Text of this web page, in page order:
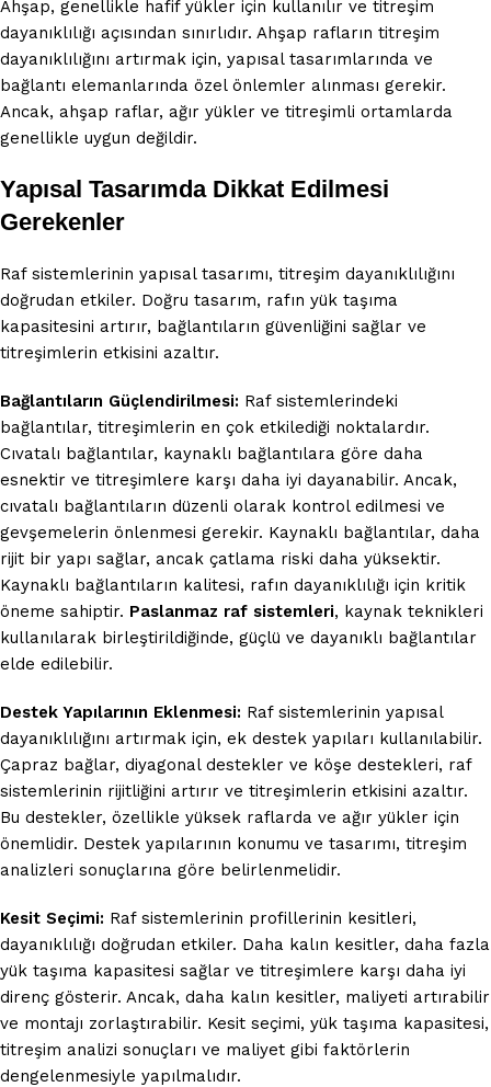
Ahşap, genellikle hafif yükler için kullanılır ve titreşim
dayanıklılığı açısından sınırlıdır. Ahşap rafların titreşim
dayanıklılığını artırmak için, yapısal tasarımlarında ve
bağlantı elemanlarında özel önlemler alınması gerekir.
Ancak, ahşap raflar, ağır yükler ve titreşimli ortamlarda
genellikle uygun değildir.
Yapısal Tasarımda Dikkat Edilmesi
Gerekenler
Raf sistemlerinin yapısal tasarımı, titreşim dayanıklılığını
doğrudan etkiler. Doğru tasarım, rafın yük taşıma
kapasitesini artırır, bağlantıların güvenliğini sağlar ve
titreşimlerin etkisini azaltır.
Bağlantıların Güçlendirilmesi: Raf sistemlerindeki
bağlantılar, titreşimlerin en çok etkilediği noktalardır.
Cıvatalı bağlantılar, kaynaklı bağlantılara göre daha
esnektir ve titreşimlere karşı daha iyi dayanabilir. Ancak,
cıvatalı bağlantıların düzenli olarak kontrol edilmesi ve
gevşemelerin önlenmesi gerekir. Kaynaklı bağlantılar, daha
rijit bir yapı sağlar, ancak çatlama riski daha yüksektir.
Kaynaklı bağlantıların kalitesi, rafın dayanıklılığı için kritik
öneme sahiptir. Paslanmaz raf sistemleri, kaynak teknikleri
kullanılarak birleştirildiğinde, güçlü ve dayanıklı bağlantılar
elde edilebilir.
Destek Yapılarının Eklenmesi: Raf sistemlerinin yapısal
dayanıklılığını artırmak için, ek destek yapıları kullanılabilir.
Çapraz bağlar, diyagonal destekler ve köşe destekleri, raf
sistemlerinin rijitliğini artırır ve titreşimlerin etkisini azaltır.
Bu destekler, özellikle yüksek raflarda ve ağır yükler için
önemlidir. Destek yapılarının konumu ve tasarımı, titreşim
analizleri sonuçlarına göre belirlenmelidir.
Kesit Seçimi: Raf sistemlerinin profillerinin kesitleri,
dayanıklılığı doğrudan etkiler. Daha kalın kesitler, daha fazla
yük taşıma kapasitesi sağlar ve titreşimlere karşı daha iyi
direnç gösterir. Ancak, daha kalın kesitler, maliyeti artırabilir
ve montajı zorlaştırabilir. Kesit seçimi, yük taşıma kapasitesi,
titreşim analizi sonuçları ve maliyet gibi faktörlerin
dengelenmesiyle yapılmalıdır.